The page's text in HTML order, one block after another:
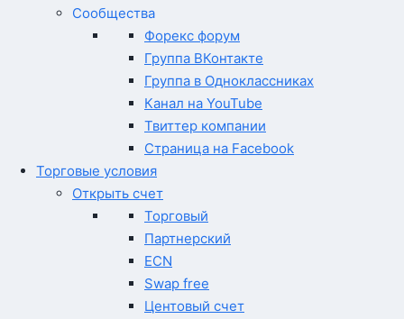
Сообщества
Форекс форум
Группа ВКонтакте
Группа в Одноклассниках
Канал на YouTube
Твиттер компании
Страница на Facebook
Торговые условия
Открыть счет
Торговый
Партнерский
ECN
Swap free
Центовый счет